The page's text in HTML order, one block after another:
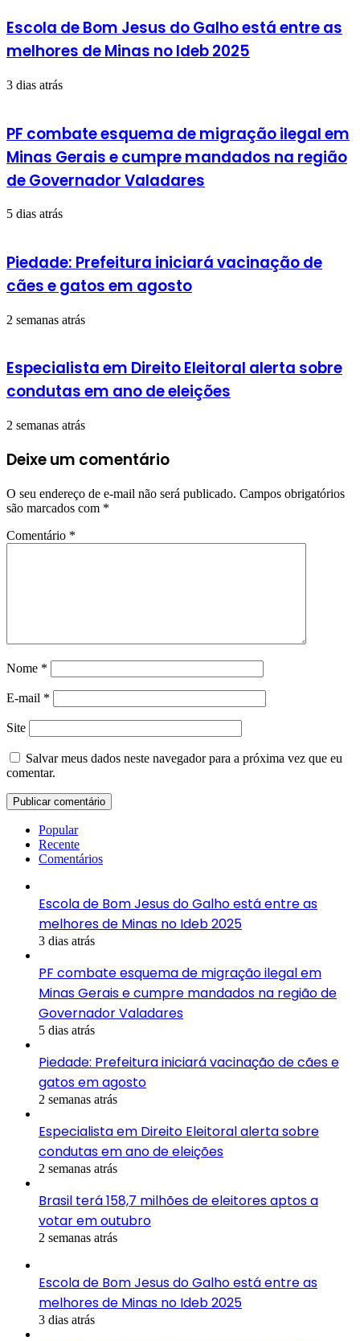
e
zona
rural
Escola de Bom Jesus do Galho está entre as
melhores de Minas no Ideb 2025
3 dias atrás
PF combate esquema de migração ilegal em
Minas Gerais e cumpre mandados na região
de Governador Valadares
5 dias atrás
Piedade: Prefeitura iniciará vacinação de
cães e gatos em agosto
2 semanas atrás
Especialista em Direito Eleitoral alerta sobre
condutas em ano de eleições
2 semanas atrás
Deixe um comentário
O seu endereço de e-mail não será publicado. Campos obrigatórios
são marcados com *
Comentário *
Nome *
E-mail *
Site
Salvar meus dados neste navegador para a próxima vez que eu
comentar.
Popular
Recente
Comentários
Escola de Bom Jesus do Galho está entre as
melhores de Minas no Ideb 2025
3 dias atrás
PF combate esquema de migração ilegal em
Minas Gerais e cumpre mandados na região de
Governador Valadares
5 dias atrás
Piedade: Prefeitura iniciará vacinação de cães e
gatos em agosto
2 semanas atrás
Especialista em Direito Eleitoral alerta sobre
condutas em ano de eleições
2 semanas atrás
Brasil terá 158,7 milhões de eleitores aptos a
votar em outubro
2 semanas atrás
Escola de Bom Jesus do Galho está entre as
melhores de Minas no Ideb 2025
3 dias atrás